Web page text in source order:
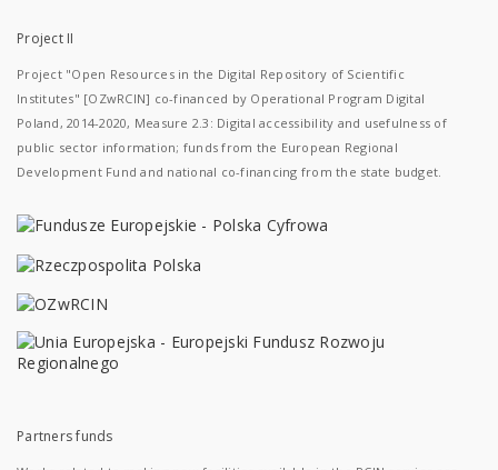
Project II
Project "Open Resources in the Digital Repository of Scientific
Institutes" [OZwRCIN] co-financed by Operational Program Digital
Poland, 2014-2020, Measure 2.3: Digital accessibility and usefulness of
public sector information; funds from the European Regional
Development Fund and national co-financing from the state budget.
Partners funds